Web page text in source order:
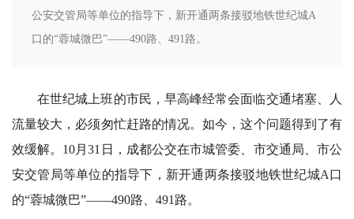
公安交管局等单位的指导下，新开通两条接驳地铁世纪城A
口的“蓉城微巴”——490路、491路。
在世纪城上班的市民，早高峰经常会面临交通堵塞、人
流量较大，必须匆忙赶路的情况。如今，这个问题得到了有
效缓解。10月31日，成都公交在市城管委、市交通局、市公
安交管局等单位的指导下，新开通两条接驳地铁世纪城A口
的“蓉城微巴”——490路、491路。